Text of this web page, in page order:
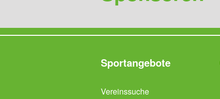
Sportangebote
Vereinssuche